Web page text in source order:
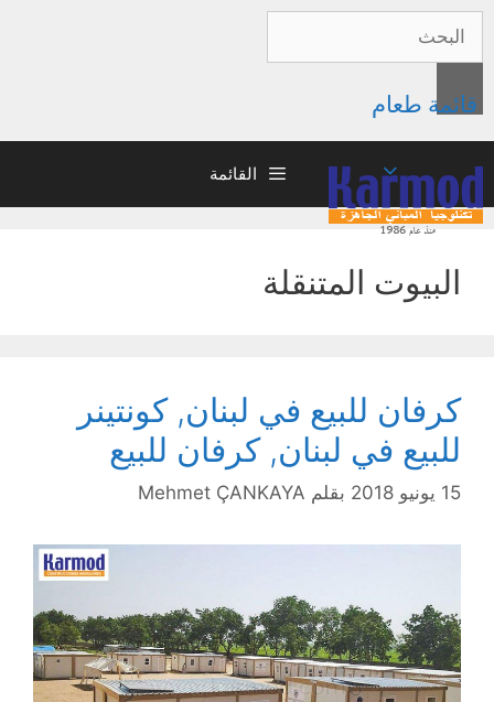
قائمة طعام
القائمة
البيوت المتنقلة
كرفان للبيع في لبنان, كونتينر
للبيع في لبنان, كرفان للبيع
15 يونيو 2018 بقلم Mehmet ÇANKAYA